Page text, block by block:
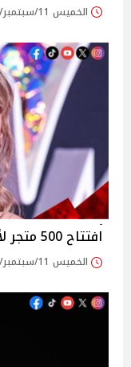
الخميس 11/سبتمبر/2025 - 11:00 ص
افتتاح 500 متجر لألبوم تايلور سويفت.. ما القصة؟
الخميس 11/سبتمبر/2025 - 01:00 ص